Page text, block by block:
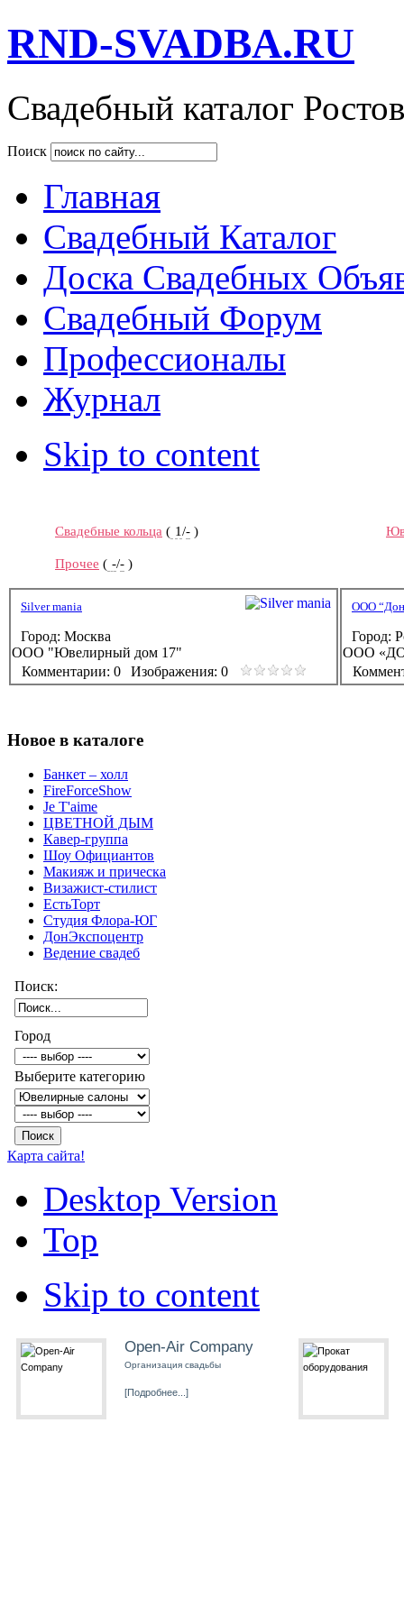
RND-SVADBA.RU
Свадебный каталог
Поиск
Главная
Свадебный Каталог
Доска Свадебных
Свадебный Форум
Профессионалы
Журнал
Skip to content
Свадебные кольца ( 1/- )
Прочее ( -/- )
Silver mania
Город: Москва
ООО "Ювелирный дом 17"
Комментарии: 0
Изображения: 0
ООО
Город:
ООО
Новое в каталоге
Банкет – холл
FireForceShow
Je T'aime
ЦВЕТНОЙ ДЫМ
Кавер-группа
Шоу Официантов
Макияж и прическа
Визажист-стилист
ЕстьТорт
Студия Флора-ЮГ
ДонЭкспоцентр
Ведение свадеб
Поиск:
Город
Выберите категорию
Карта сайта!
Desktop Version
Top
Skip to content
Open-Air Company
Организация свадьбы
[Подробнее...]